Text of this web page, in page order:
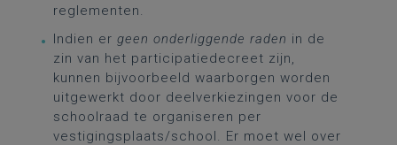
reglementen.
Indien er geen onderliggende raden in de
zin van het participatiedecreet zijn,
kunnen bijvoorbeeld waarborgen worden
uitgewerkt door deelverkiezingen voor de
schoolraad te organiseren per
vestigingsplaats/school. Er moet wel over